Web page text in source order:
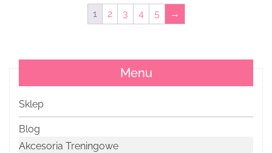
1 2 3 4 5 →
Menu
Sklep
Blog
Akcesoria Treningowe